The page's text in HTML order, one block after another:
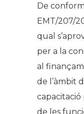
De
EMT/207/
qual
per a la
al
de l’àmbit
de les